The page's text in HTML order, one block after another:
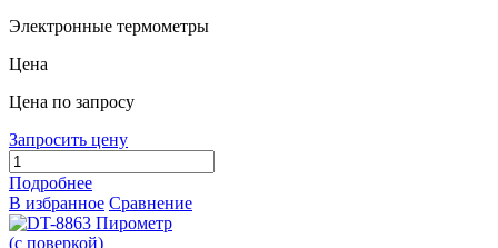
Электронные термометры
Цена
Цена по запросу
Запросить цену
Подробнее
В избранное Сравнение